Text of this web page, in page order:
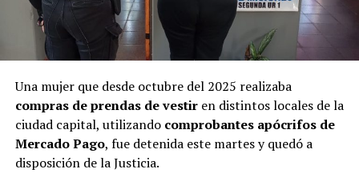
Ramírez junto al defensor oficial Miguel Ángel Varela.
“Una nena encerrada que llora”
Una mujer que desde octubre del 2025 realizaba
compras de prendas de vestiren distintos locales de la
ciudad capital, utilizando comprobantes apócrifos de
Mercado Pago, fue detenida este martes y quedó a
disposición de la Justicia.